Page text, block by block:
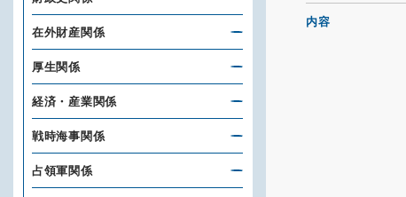
内容
在外財産関係
厚生関係
経済・産業関係
戦時海事関係
占領軍関係